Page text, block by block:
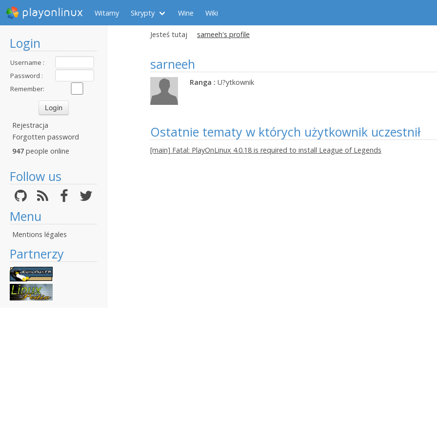
playonlinux Witamy Skrypty Wine Wiki
Login
Username :
Password :
Remember:
Rejestracja
Forgotten password
947 people online
Follow us
Menu
Mentions légales
Partnerzy
Jesteś tutaj sarneeh's profile
sarneeh
Ranga : U?ytkownik
Ostatnie tematy w których użytkownik uczestnił
[main] Fatal: PlayOnLinux 4.0.18 is required to install League of Legends